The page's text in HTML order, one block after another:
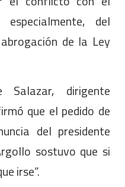
del
de la Ley
dirigente
que el pedido de
del presidente
sostuvo que si
irse”.